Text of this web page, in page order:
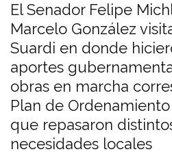
El Senador Felipe
Marcelo González
Suardi en donde
aportes
obras en marcha
Plan de
que repasaron
necesidades locales